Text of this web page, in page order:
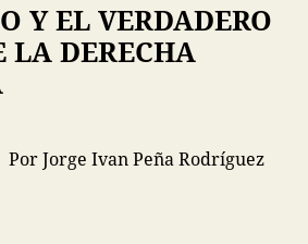
Y EL VERDADERO
LA DERECHA
Por Jorge Ivan Peña Rodríguez